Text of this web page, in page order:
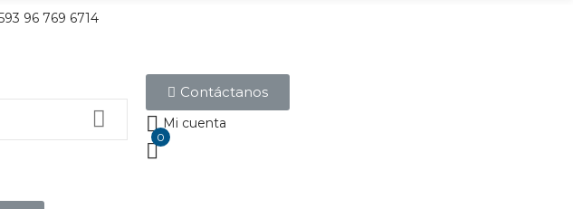
96 769 6714
Contáctanos
Mi cuenta
0